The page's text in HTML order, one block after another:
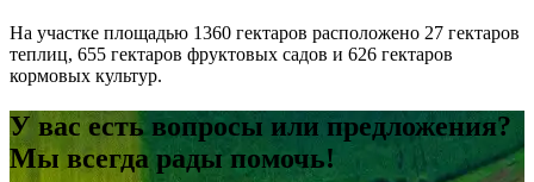
На участке площадью 1360 гектаров расположено 27 гектаров
теплиц, 655 гектаров фруктовых садов и 626 гектаров
кормовых культур.
У вас есть вопросы или предложения?
Мы всегда рады помочь!